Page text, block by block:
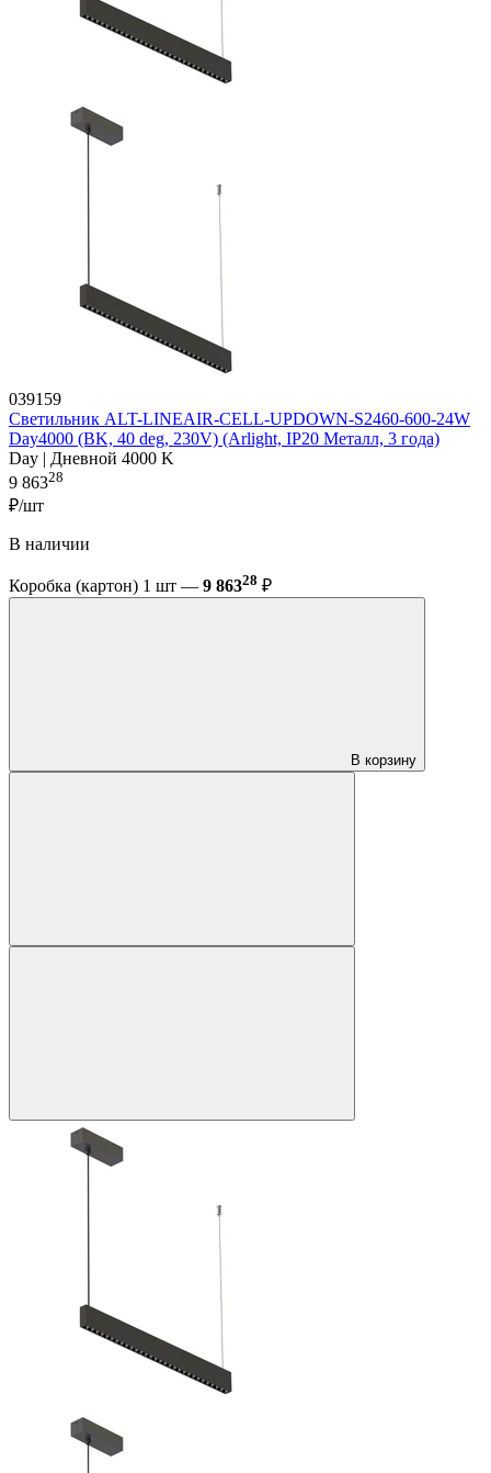
039159
Светильник ALT-LINEAIR-CELL-UPDOWN-S2460-600-24W
Day4000 (BK, 40 deg, 230V) (Arlight, IP20 Металл, 3 года)
Day | Дневной 4000 K
9 86328
₽/шт
В наличии
Коробка (картон) 1 шт — 9 86328 ₽
В корзину